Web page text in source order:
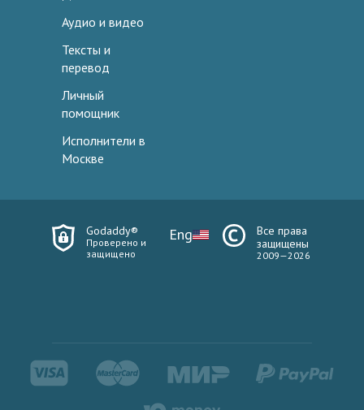
Аудио и видео
Тексты и
перевод
Личный
помощник
Исполнители в
Москве
Godaddy®
Проверено и
защищено
Eng
Все права
защищены
2009—2026